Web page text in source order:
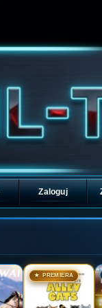
Zaloguj
🎬★ PREMIERA